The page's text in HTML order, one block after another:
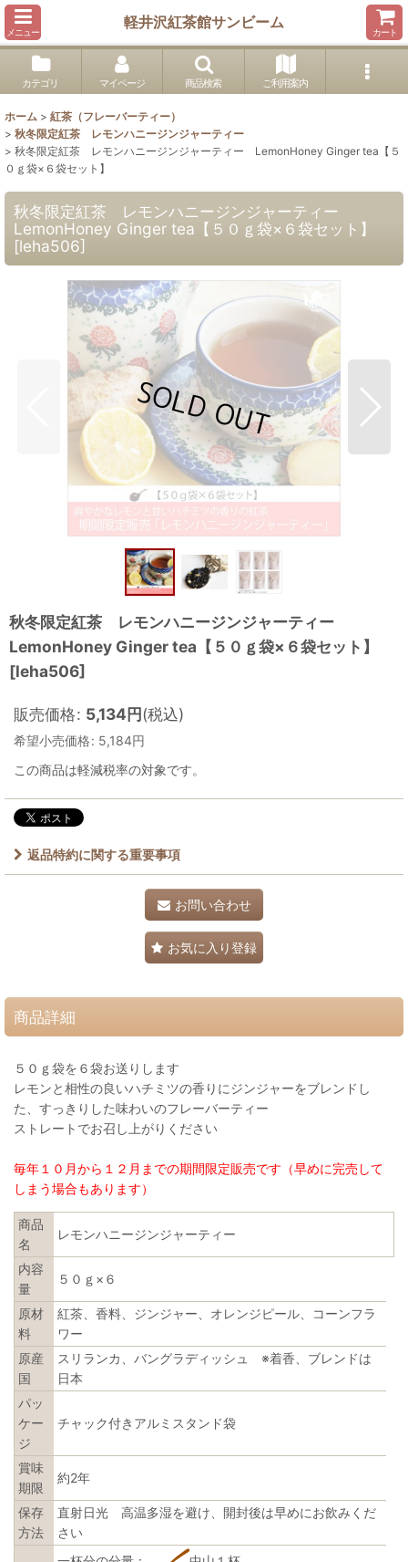
メニュー
軽井沢紅茶館サンビーム
カート
カテゴリ マイページ 商品検索 ご利用案内
ホーム > 紅茶（フレーバーティー）
> 秋冬限定紅茶 レモンハニージンジャーティー
> 秋冬限定紅茶 レモンハニージンジャーティー LemonHoney Ginger tea【５
０ｇ袋×６袋セット】
秋冬限定紅茶 レモンハニージンジャーティー
LemonHoney Ginger tea【５０ｇ袋×６袋セット】
[leha506]
秋冬限定紅茶 レモンハニージンジャーティー
LemonHoney Ginger tea【５０ｇ袋×６袋セット】
[leha506]
販売価格: 5,134円(税込)
希望小売価格: 5,184円
この商品は軽減税率の対象です。
返品特約に関する重要事項
お問い合わせ
お気に入り登録
商品詳細
５０ｇ袋を６袋お送りします
レモンと相性の良いハチミツの香りにジンジャーをブレンドし
た、すっきりした味わいのフレーバーティー
ストレートでお召し上がりください
毎年１０月から１２月までの期間限定販売です（早めに完売して
しまう場合もあります）
商品
名
レモンハニージンジャーティー
内容
量
５０ｇ×６
原材
料
紅茶、香料、ジンジャー、オレンジピール、コーンフラ
ワー
原産
国
スリランカ、バングラディッシュ ※着香、ブレンドは
日本
パッ
ケー
ジ
チャック付きアルミスタンド袋
賞味
期限
約2年
保存
方法
直射日光 高温多湿を避け、開封後は早めにお飲みくだ
さい